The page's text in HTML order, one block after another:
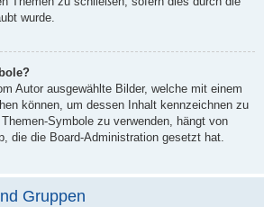
wurde.
Autor ausgewählte Bilder, welche mit einem
können, um dessen Inhalt kennzeichnen zu
Symbole zu verwenden, hängt von
die die Board-Administration gesetzt hat.
Gruppen